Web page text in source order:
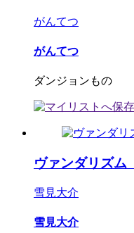
がんてつ
がんてつ
ダンジョンもの
ヴァンダリズ
雪見大介
雪見大介